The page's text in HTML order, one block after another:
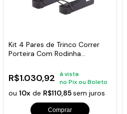
Kit 4 Pares de Trinco Correr
Porteira Com Rodinha
R$1.030,92
à vista
no Pix ou Boleto
ou10x de R$110,85sem juros
Comprar